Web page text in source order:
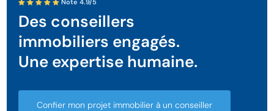
Note 4.9/5
Des conseillers
immobiliers engagés.
Une expertise humaine.
Confier mon projet immobilier à un conseiller